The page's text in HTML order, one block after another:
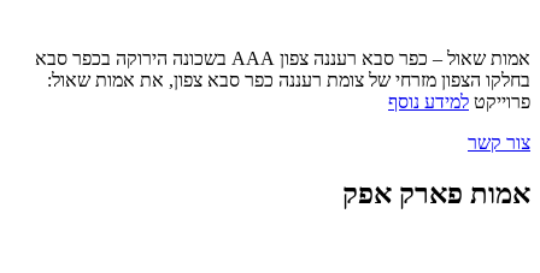
אמות שאול – כפר סבא רעננה צפון AAA בשכונה הירוקה בכפר סבא
בחלקו הצפון מזרחי של צומת רעננה כפר סבא צפון, את אמות שאול:
פרוייקט למידע נוסף
צור קשר
אמות פארק אפק